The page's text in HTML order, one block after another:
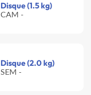
Disque (1.5 kg)
CAM -
Disque (2.0 kg)
SEM -